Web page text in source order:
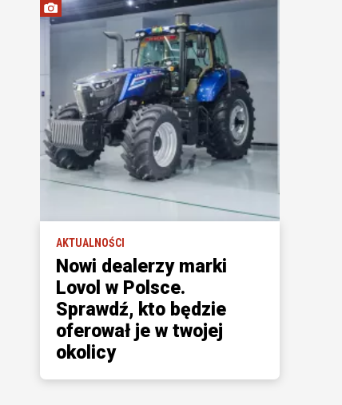
AKTUALNOŚCI
Nowi dealerzy marki
Lovol w Polsce.
Sprawdź, kto będzie
oferował je w twojej
okolicy